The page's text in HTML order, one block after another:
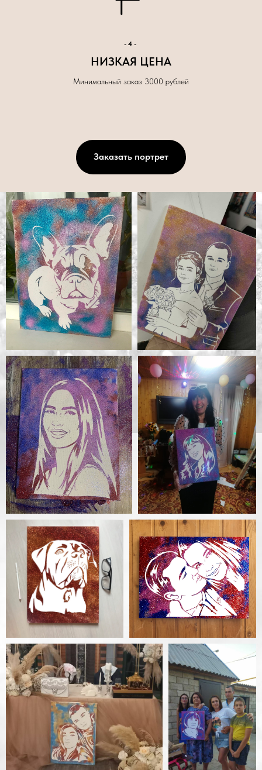
-4-
НИЗКАЯ ЦЕНА
Минимальный заказ 3000 рублей
Заказать портрет